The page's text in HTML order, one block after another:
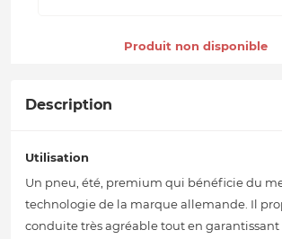
Produit non disponible
Description
Utilisation
Un pneu, été, premium qui bénéficie du
technologie de la marque allemande. Il
conduite très agréable tout en